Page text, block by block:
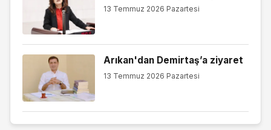
13 Temmuz 2026 Pazartesi
Arıkan'dan Demirtaş’a ziyaret
13 Temmuz 2026 Pazartesi